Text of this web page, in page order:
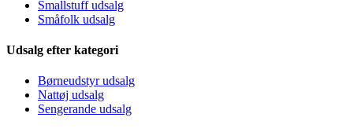
Smallstuff udsalg
Småfolk udsalg
Udsalg efter kategori
Børneudstyr udsalg
Nattøj udsalg
Sengerande udsalg